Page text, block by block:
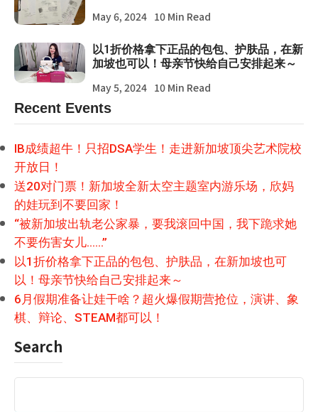
May 6, 2024 10 Min Read
以1折价格拿下正品的包包、护肤品，在新
加坡也可以！母亲节快给自己安排起来～
May 5, 2024 10 Min Read
Recent Events
IB成绩超牛！只招DSA学生！走进新加坡顶尖艺术院校
开放日！
送20对门票！新加坡全新太空主题室内游乐场，欣妈
的娃玩到不要回家！
“被新加坡出轨老公家暴，要我滚回中国，我下跪求她
不要伤害女儿……”
以1折价格拿下正品的包包、护肤品，在新加坡也可
以！母亲节快给自己安排起来～
6月假期准备让娃干啥？超火爆假期营抢位，演讲、象
棋、辩论、STEAM都可以！
Search